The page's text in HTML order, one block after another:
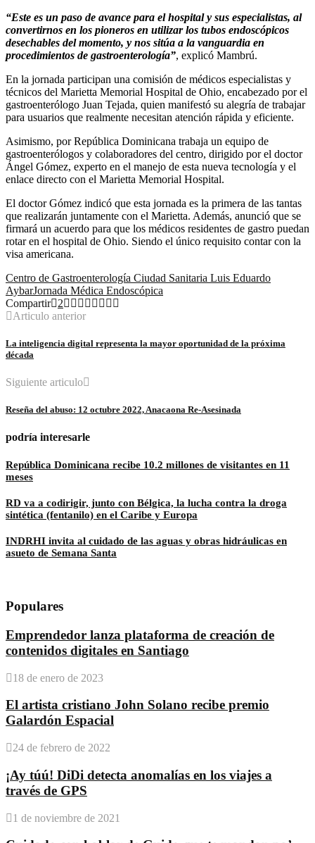
“Este es un paso de avance para el hospital y sus especialistas, al
convertirnos en los pioneros en utilizar los tubos endoscópicos
desechables del momento, y nos sitúa a la vanguardia en
procedimientos de gastroenterología”, explicó Mambrú.
En la jornada participan una comisión de médicos especialistas y
técnicos del Marietta Memorial Hospital de Ohio, encabezado por el
gastroenterólogo Juan Tejada, quien manifestó su alegría de trabajar
para usuarios que realmente necesitan atención rápida y eficiente.
Asimismo, por República Dominicana trabaja un equipo de
gastroenterólogos y colaboradores del centro, dirigido por el doctor
Ángel Gómez, experto en el manejo de esta nueva tecnología y el
enlace directo con el Marietta Memorial Hospital.
El doctor Gómez indicó que esta jornada es la primera de las tantas
que realizarán juntamente con el Marietta. Además, anunció que se
firmará un acuerdo para que los médicos residentes de gastro puedan
rotar en el hospital de Ohio. Siendo el único requisito contar con la
visa americana.
Centro de Gastroenterología Ciudad Sanitaria Luis Eduardo
AybarJornada Médica Endoscópica
Compartir
2
Articulo anterior
La inteligencia digital representa la mayor oportunidad de la próxima
década
Siguiente articulo
Reseña del abuso: 12 octubre 2022, Anacaona Re-Asesinada
podría interesarle
República Dominicana recibe 10.2 millones de visitantes en 11
meses
RD va a codirigir, junto con Bélgica, la lucha contra la droga
sintética (fentanilo) en el Caribe y Europa
INDRHI invita al cuidado de las aguas y obras hidráulicas en
asueto de Semana Santa
Populares
Emprendedor lanza plataforma de creación de
contenidos digitales en Santiago
18 de enero de 2023
El artista cristiano John Solano recibe premio
Galardón Espacial
24 de febrero de 2022
¡Ay túú! DiDi detecta anomalías en los viajes a
través de GPS
1 de noviembre de 2021